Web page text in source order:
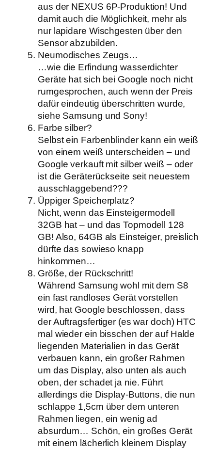
aus der NEXUS 6P-Produktion! Und
damit auch die Möglichkeit, mehr als
nur lapidare Wischgesten über den
Sensor abzubilden.
Neumodisches Zeugs…
…wie die Erfindung wasserdichter
Geräte hat sich bei Google noch nicht
rumgesprochen, auch wenn der Preis
dafür eindeutig überschritten wurde,
siehe Samsung und Sony!
Farbe silber?
Selbst ein Farbenblinder kann ein weiß
von einem weiß unterscheiden – und
Google verkauft mit silber weiß – oder
ist die Geräterückseite seit neuestem
ausschlaggebend???
Üppiger Speicherplatz?
Nicht, wenn das Einsteigermodell
32GB hat – und das Topmodell 128
GB! Also, 64GB als Einsteiger, preislich
dürfte das sowieso knapp
hinkommen…
Größe, der Rückschritt!
Während Samsung wohl mit dem S8
ein fast randloses Gerät vorstellen
wird, hat Google beschlossen, dass
der Auftragsfertiger (es war doch) HTC
mal wieder ein bisschen der auf Halde
liegenden Materialien in das Gerät
verbauen kann, ein großer Rahmen
um das Display, also unten als auch
oben, der schadet ja nie. Führt
allerdings die Display-Buttons, die nun
schlappe 1,5cm über dem unteren
Rahmen liegen, ein wenig ad
absurdum… Schön, ein großes Gerät
mit einem lächerlich kleinem Display